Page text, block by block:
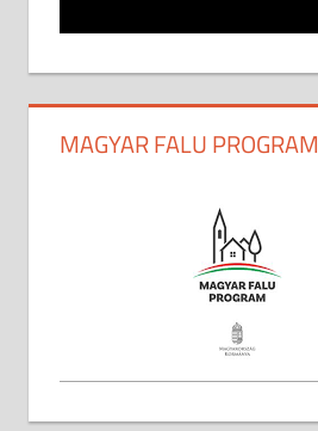
MAGYAR FALU PROGRAM